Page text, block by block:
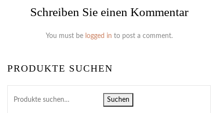
PRODUKTE SUCHEN
Suchen
Schreiben Sie einen Kommentar
You must be logged in to post a comment.